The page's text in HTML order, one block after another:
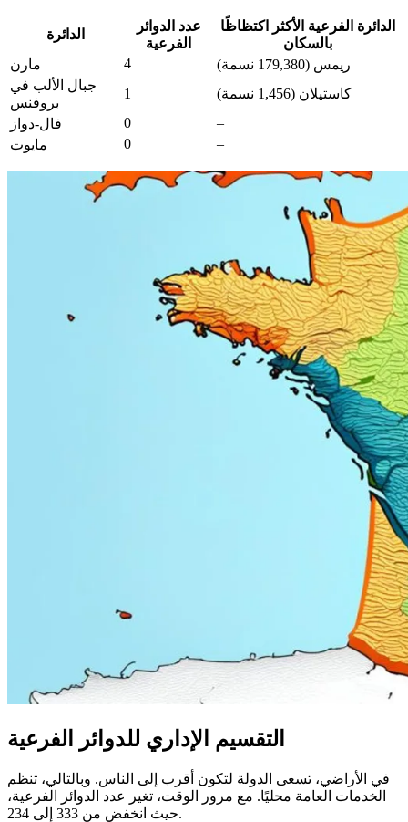
الدائرة
عدد الدوائر
الفرعية
الدائرة الفرعية الأكثر اكتظاظًا
بالسكان
مارن
4
ريمس (179,380 نسمة)
جبال الألب في
بروفنس
1
كاستيلان (1,456 نسمة)
فال-دواز
0
–
مايوت
0 –
التقسيم الإداري للدوائر الفرعية
في الأراضي، تسعى الدولة لتكون أقرب إلى الناس. وبالتالي، تنظم
الخدمات العامة محليًا. مع مرور الوقت، تغير عدد الدوائر الفرعية،
حيث انخفض من 333 إلى 234.